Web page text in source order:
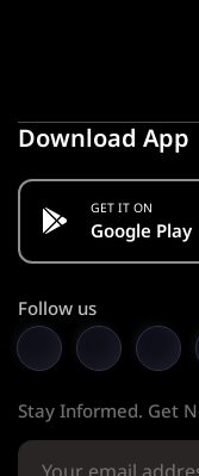
Download App
GET IT ON
Google Play
Follow us
Stay Informed. Get